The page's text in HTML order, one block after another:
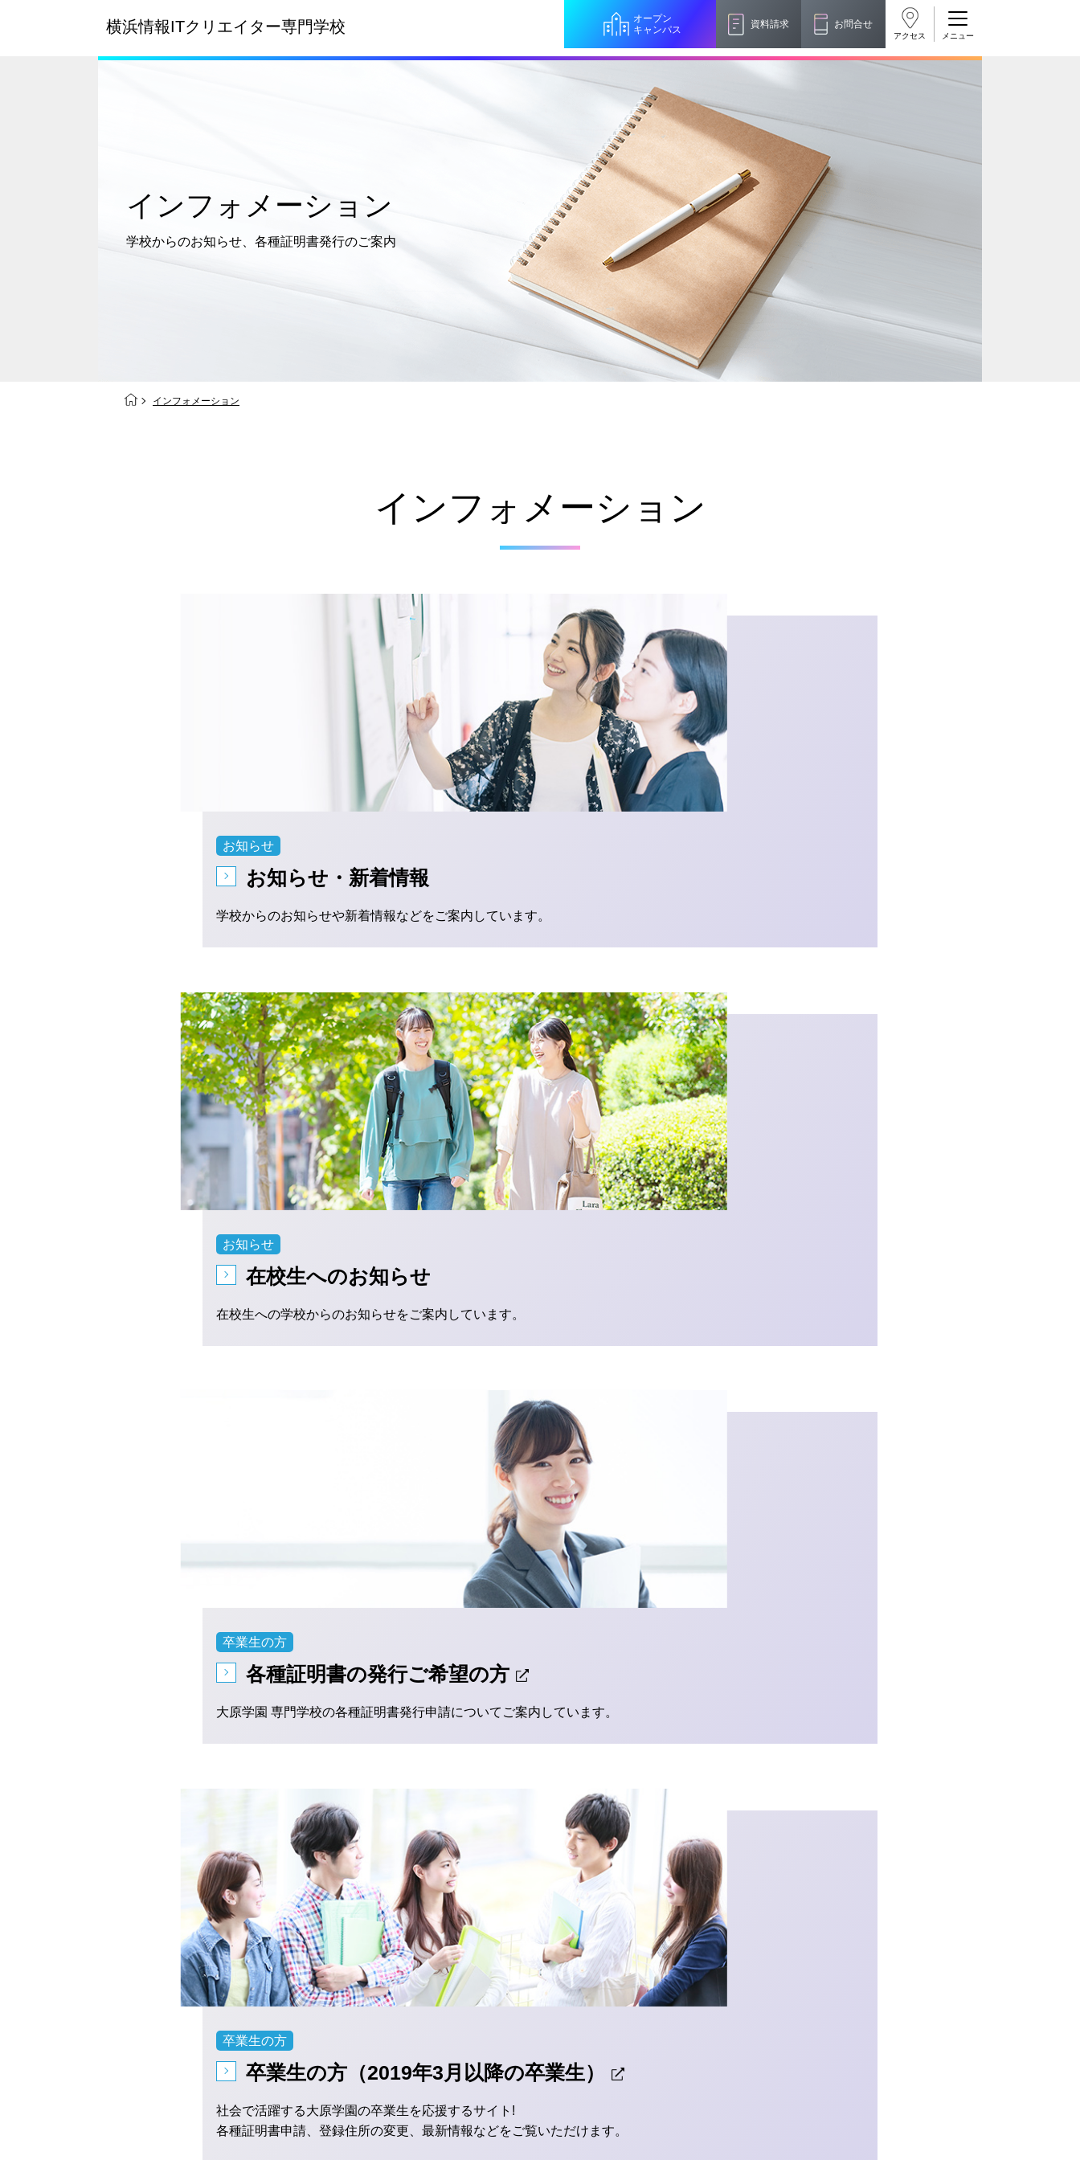
横浜情報ITクリエイター専門学校
オープン
キャンパス
資料請求 お問合せ
アクセス
インフォメーション
学校からのお知らせ、各種証明書発行のご案内
インフォメーション
インフォメーション
お知らせ
お知らせ・新着情報
学校からのお知らせや新着情報などをご案内しています。
お知らせ
在校生へのお知らせ
在校生への学校からのお知らせをご案内しています。
卒業生の方
各種証明書の発行ご希望の方
大原学園 専門学校の各種証明書発行申請についてご案内しています。
卒業生の方
卒業生の方（2019年3月以降の卒業生）
社会で活躍する大原学園の卒業生を応援するサイト!
各種証明書申請、登録住所の変更、最新情報などをご覧いただけます。